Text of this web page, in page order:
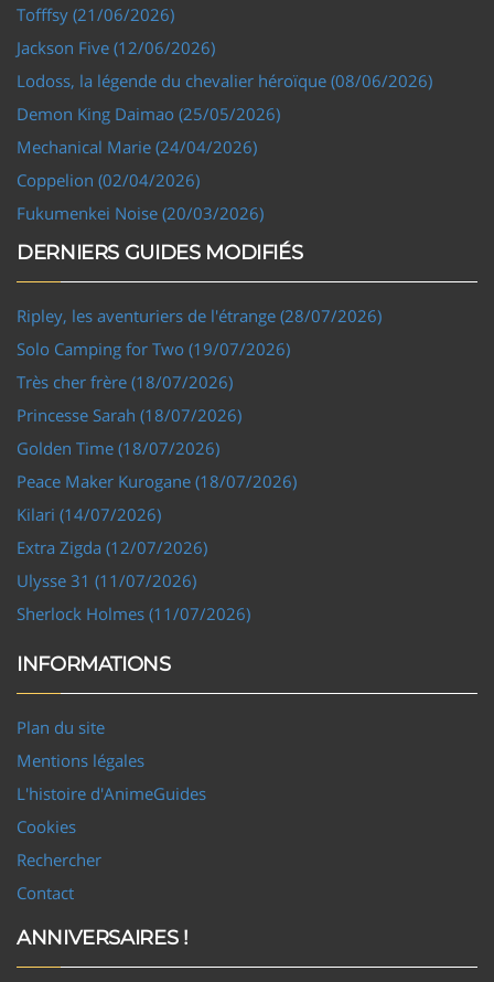
Tofffsy (21/06/2026)
Jackson Five (12/06/2026)
Lodoss, la légende du chevalier héroïque (08/06/2026)
Demon King Daimao (25/05/2026)
Mechanical Marie (24/04/2026)
Coppelion (02/04/2026)
Fukumenkei Noise (20/03/2026)
DERNIERS GUIDES MODIFIÉS
Ripley, les aventuriers de l'étrange (28/07/2026)
Solo Camping for Two (19/07/2026)
Très cher frère (18/07/2026)
Princesse Sarah (18/07/2026)
Golden Time (18/07/2026)
Peace Maker Kurogane (18/07/2026)
Kilari (14/07/2026)
Extra Zigda (12/07/2026)
Ulysse 31 (11/07/2026)
Sherlock Holmes (11/07/2026)
INFORMATIONS
Plan du site
Mentions légales
L'histoire d'AnimeGuides
Cookies
Rechercher
Contact
ANNIVERSAIRES !